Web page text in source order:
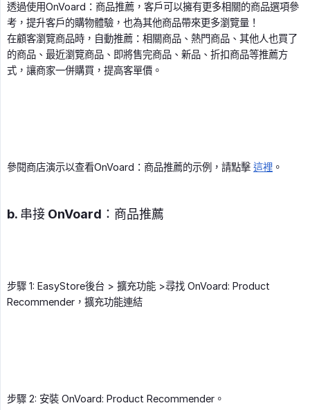
透過使用OnVoard：商品推薦，客戶可以擁有更多相關的商品選項參
考，提升客戶的購物體驗，也為其他商品帶來更多瀏覽量！
在顧客瀏覽商品時，自動推薦：相關商品、熱門商品、其他人也買了
的商品、最近瀏覽商品、即將售完商品、新品、折扣商品等推薦方
式，讓商家一併購買，提高客單價。
參閱商店演示以查看OnVoard：商品推薦的示例，請點擊 這裡 。
b. 串接 OnVoard：商品推薦
步驟 1: EasyStore後台 > 擴充功能 >尋找 OnVoard: Product
Recommender，擴充功能連結
步驟 2: 安裝 OnVoard: Product Recommender。